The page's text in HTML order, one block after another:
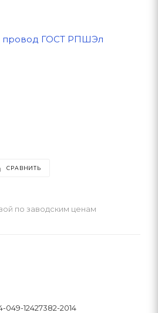
СРАВНИТЬ
по заводским ценам
049-12427382-2014